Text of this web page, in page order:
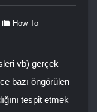
How To
vb) gerçek
bazı öngörülen
tespit etmek